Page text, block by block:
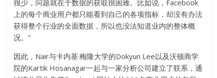
很少，问题就在于数据的获取很困难。比如说，Facebook
上的每个商业用户都只能看到自己的各项指标，却没有办法
获得整个行业的全面数据，所以也没法知道业内的整体概
况。”
因此，Nair与卡内基·梅隆大学的Dokyun Lee以及沃顿商学
院的Kartik Hosanagar一起与一家分析公司建立了联系，通